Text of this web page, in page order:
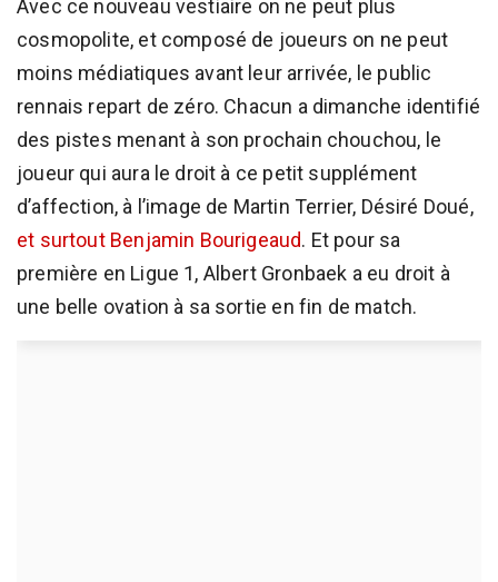
Avec ce nouveau vestiaire on ne peut plus
cosmopolite, et composé de joueurs on ne peut
moins médiatiques avant leur arrivée, le public
rennais repart de zéro. Chacun a dimanche identifié
des pistes menant à son prochain chouchou, le
joueur qui aura le droit à ce petit supplément
d’affection, à l’image de Martin Terrier, Désiré Doué,
et surtout Benjamin Bourigeaud. Et pour sa
première en Ligue 1, Albert Gronbaek a eu droit à
une belle ovation à sa sortie en fin de match.